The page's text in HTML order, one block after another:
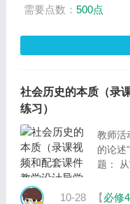
义一脉
3. 公
现以中
需要点数： 500点
社会历史的本质（录
练习）
教师活
的论述
题：
活的本
10-28 【必修